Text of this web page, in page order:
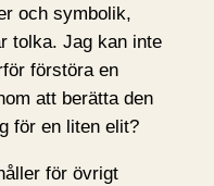
och symbolik,
tolka. Jag kan inte
förstöra en
att berätta den
för en liten elit?
för övrigt